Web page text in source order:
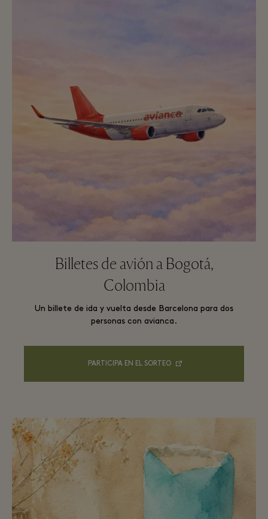
Billetes de avión a Bogotá,
Colombia
Un billete de ida y vuelta desde Barcelona para dos
personas con avianca.
PARTICIPA EN EL SORTEO